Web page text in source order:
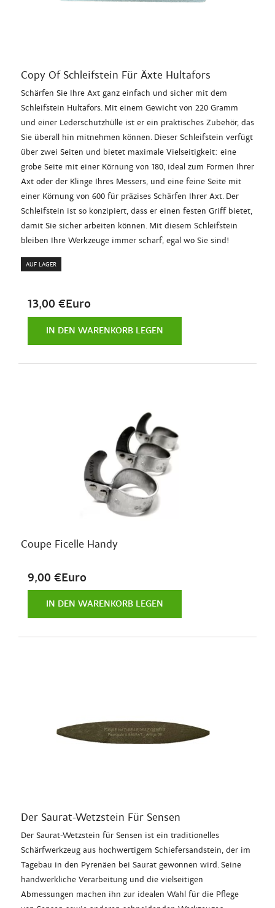
Copy Of Schleifstein Für Äxte Hultafors
Schärfen Sie Ihre Axt ganz einfach und sicher mit dem
Schleifstein Hultafors. Mit einem Gewicht von 220 Gramm
und einer Lederschutzhülle ist er ein praktisches Zubehör, das
Sie überall hin mitnehmen können. Dieser Schleifstein verfügt
über zwei Seiten und bietet maximale Vielseitigkeit: eine
grobe Seite mit einer Körnung von 180, ideal zum Formen Ihrer
Axt oder der Klinge Ihres Messers, und eine feine Seite mit
einer Körnung von 600 für präzises Schärfen Ihrer Axt. Der
Schleifstein ist so konzipiert, dass er einen festen Griff bietet,
damit Sie sicher arbeiten können. Mit diesem Schleifstein
bleiben Ihre Werkzeuge immer scharf, egal wo Sie sind!
AUF LAGER
13,00 €Euro
IN DEN WARENKORB LEGEN
Coupe Ficelle Handy
9,00 €Euro
IN DEN WARENKORB LEGEN
Der Saurat-Wetzstein Für Sensen
Der Saurat-Wetzstein für Sensen ist ein traditionelles
Schärfwerkzeug aus hochwertigem Schiefersandstein, der im
Tagebau in den Pyrenäen bei Saurat gewonnen wird. Seine
handwerkliche Verarbeitung und die vielseitigen
Abmessungen machen ihn zur idealen Wahl für die Pflege